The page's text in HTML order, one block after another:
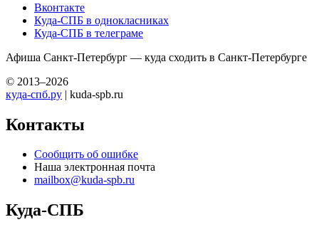
Вконтакте
Куда-СПБ в однокласниках
Куда-СПБ в телеграме
Афиша Санкт-Петербург — куда сходить в Санкт-Петербурге
© 2013–2026
куда-спб.ру | kuda-spb.ru
Контакты
Сообщить об ошибке
Наша электронная почта
mailbox@kuda-spb.ru
Куда-СПБ